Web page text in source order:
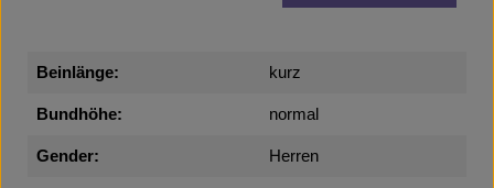
Beinlänge: kurz
Bundhöhe: normal
Gender: Herren